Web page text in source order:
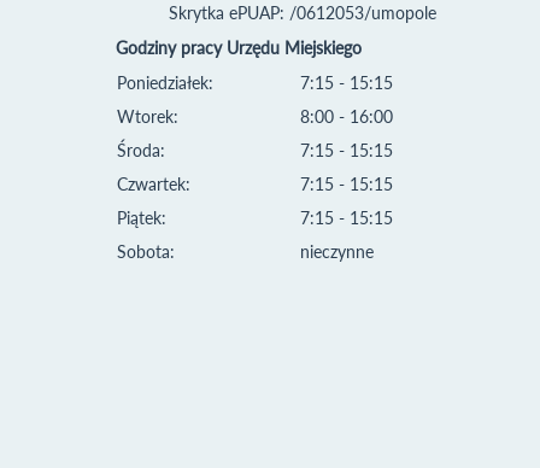
Skrytka ePUAP: /0612053/umopole
Godziny pracy Urzędu Miejskiego
Poniedziałek:
Wtorek:
Środa:
Czwartek:
Piątek:
Sobota:
7:15 - 15:15
8:00 - 16:00
7:15 - 15:15
7:15 - 15:15
7:15 - 15:15
nieczynne